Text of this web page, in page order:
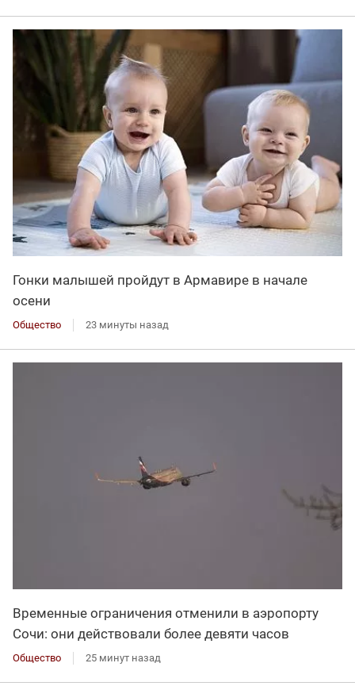
Гонки малышей пройдут в Армавире в начале
осени
Общество 23 минуты назад
Временные ограничения отменили в аэропорту
Сочи: они действовали более девяти часов
Общество 25 минут назад